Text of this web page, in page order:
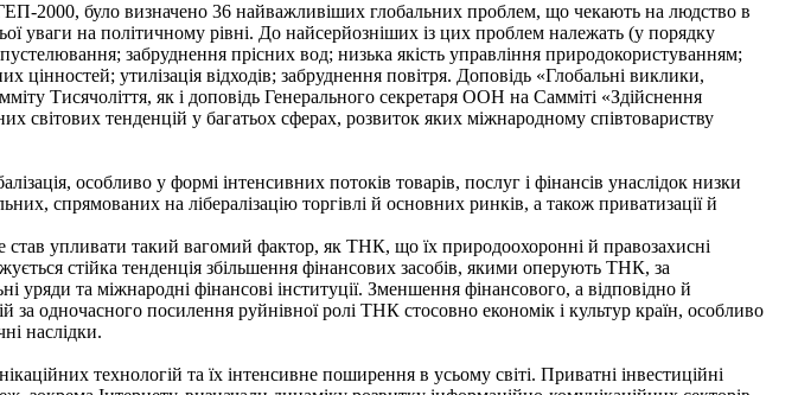
2000, було визначено 36 найважливіших глобальних проблем, що чекають на людство в
уваги на політичному рівні. До найсерйозніших із цих проблем належать (у порядку
забруднення прісних вод; низька якість управління природокористуванням;
цінностей; утилізація відходів; забруднення повітря. Доповідь «Глобальні виклики,
Тисячоліття, як і доповідь Генерального секретаря ООН на Самміті «Здійснення
світових тенденцій у багатьох сферах, розвиток яких міжнародному співтовариству
особливо у формі інтенсивних потоків товарів, послуг і фінансів унаслідок низки
спрямованих на лібералізацію торгівлі й основних ринків, а також приватизації й
став упливати такий вагомий фактор, як ТНК, що їх природоохоронні й правозахисні
стійка тенденція збільшення фінансових засобів, якими оперують ТНК, за
та міжнародні фінансові інституції. Зменшення фінансового, а відповідно й
за одночасного посилення руйнівної ролі ТНК стосовно економік і культур країн, особливо
наслідки.
технологій та їх інтенсивне поширення в усьому світі. Приватні інвестиційні